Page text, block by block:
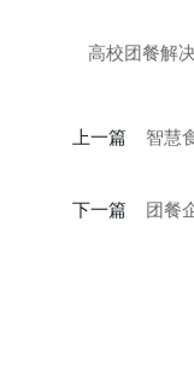
高校团餐解
上一篇 智慧
下一篇 团餐